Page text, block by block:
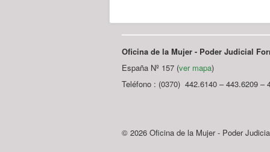
Oficina de la Mujer - Poder Judicial
España Nº 157 (ver mapa)
Teléfono : (0370) 442.6140 – 443.6209 –
© 2026 Oficina de la Mujer - Poder